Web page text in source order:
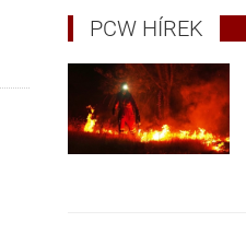
PCW HÍREK